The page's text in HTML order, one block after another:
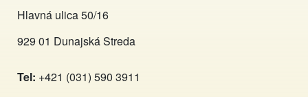
Hlavná ulica 50/16
929 01 Dunajská Streda
Tel: +421 (031) 590 3911